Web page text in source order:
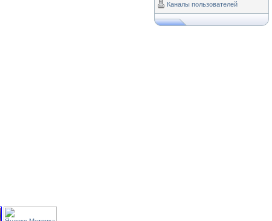
Каналы пользователей